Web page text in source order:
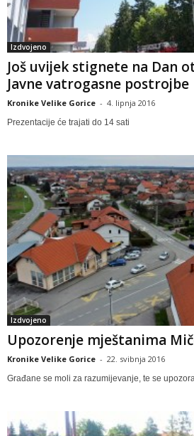
Izdvojeno
Još uvijek stignete na Dan
Javne vatrogasne postrojbe
Kronike Velike Gorice - 4. lipnja 2016
Prezentacije će trajati do 14 sati
Izdvojeno
Upozorenje mještanima
Kronike Velike Gorice - 22. svibnja 2016
Građane se moli za razumijevanje, te se